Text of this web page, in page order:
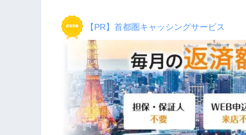
【PR】首都圏キャッシングサービス